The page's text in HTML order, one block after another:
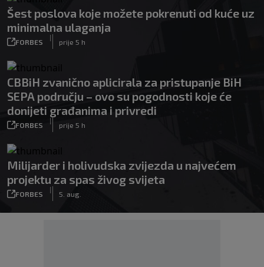
Šest poslova koje možete pokrenuti od kuće uz
minimalna ulaganja
FORBES
|
prije 5 h
CBBiH zvanično aplicirala za pristupanje BiH
SEPA području – ovo su pogodnosti koje će
donijeti građanima i privredi
FORBES
|
prije 5 h
Milijarder i holivudska zvijezda u najvećem
projektu za spas živog svijeta
FORBES
|
5. aug.